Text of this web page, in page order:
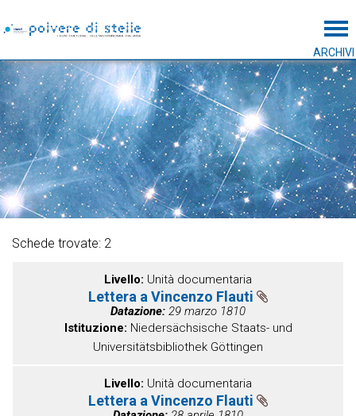
ARCHIVI
Schede trovate: 2
Livello Unità documentaria
Lettera a Vincenzo Flauti
Datazione 29 marzo 1810
Istituzione Niedersächsische Staats- und
Universitätsbibliothek Göttingen
Livello Unità documentaria
Lettera a Vincenzo Flauti